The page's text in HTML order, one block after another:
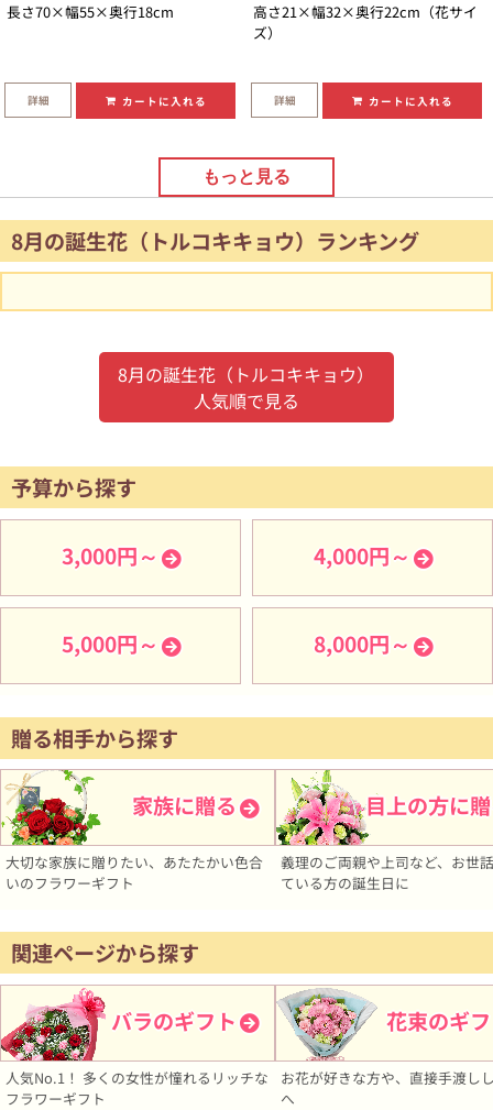
長さ70×幅55×奥行18cm
詳細 カートに入れる
高さ21×幅32×奥行22cm（花サイ
ズ）
詳細 カートに入れる
もっと見る
8月の誕生花（トルコキキョウ）ランキング
8月の誕生花（トルコキキョウ）
人気順で見る
予算から探す
3,000円～ 4,000円～
5,000円～ 8,000円～
贈る相手から探す
家族に贈る
大切な家族に贈りたい、あたたかい色合
いのフラワーギフト
目上の方に
義理のご両親や上司など、お世
ている方の誕生日に
関連ページから探す
バラのギフト
人気No.1！ 多くの女性が憧れるリッチな
フラワーギフト
花束のギ
お花が好きな方や、直接手渡し
へ